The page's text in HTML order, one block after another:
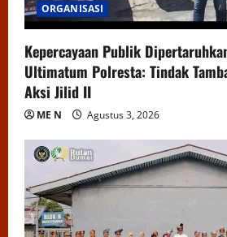
ORGANISASI
Kepercayaan Publik
Ultimatum Polresta: Tindak
Aksi Jilid II
ME N Agustus 3, 2026